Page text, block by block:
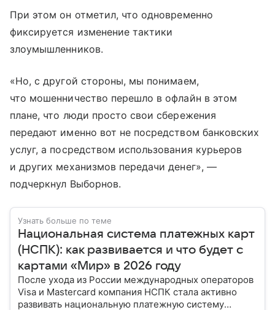
При этом он отметил, что одновременно
фиксируется изменение тактики
злоумышленников.
«Но, с другой стороны, мы понимаем,
что мошенничество перешло в офлайн в этом
плане, что люди просто свои сбережения
передают именно вот не посредством банковских
услуг, а посредством использования курьеров
и других механизмов передачи денег», —
подчеркнул Выборнов.
Узнать больше по теме
Национальная система платежных карт
(НСПК): как развивается и что будет с
картами «Мир» в 2026 году
После ухода из России международных операторов
Visa и Mastercard компания НСПК стала активно
развивать национальную платежную систему